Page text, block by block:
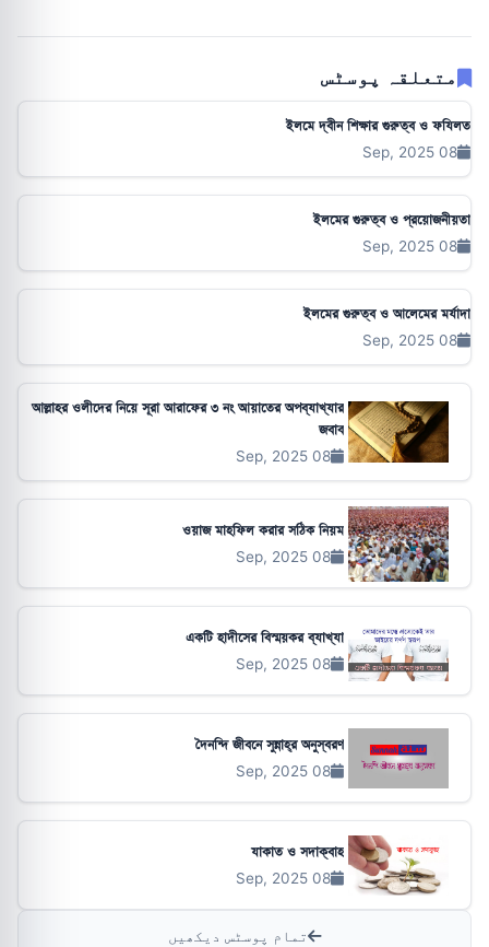
متعلقہ پوسٹس
ইলমে দ্বীন শিক্ষার গুরুত্ব ও ফযিলত
08 Sep, 2025
ইলমের গুরুত্ব ও প্রয়োজনীয়তা
08 Sep, 2025
ইলমের গুরুত্ব ও আলেমের মর্যাদা
08 Sep, 2025
আল্লাহর ওলীদের নিয়ে সূরা আরাফের ৩ নং আয়াতের অপব্যাখ্যার
জবাব
08 Sep, 2025
ওয়াজ মাহফিল করার সঠিক নিয়ম
08 Sep, 2025
একটি হাদীসের বিস্ময়কর ব্যাখ্যা
08 Sep, 2025
দৈনন্দি জীবনে সুন্নাহ্‌র অনুস্বরণ
08 Sep, 2025
যাকাত ও সদাক্বাহ
08 Sep, 2025
تمام پوسٹس دیکھیں